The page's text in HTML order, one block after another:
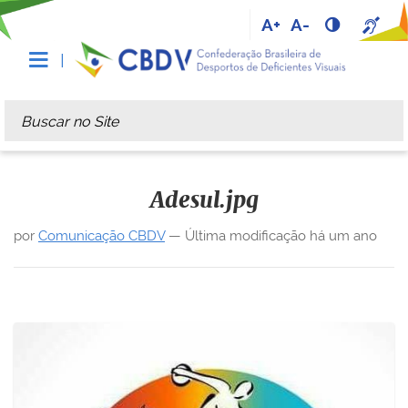
A+ A-
Busca
Busca Avançada…
Adesul.jpg
por Comunicação CBDV— Última modificação há um ano